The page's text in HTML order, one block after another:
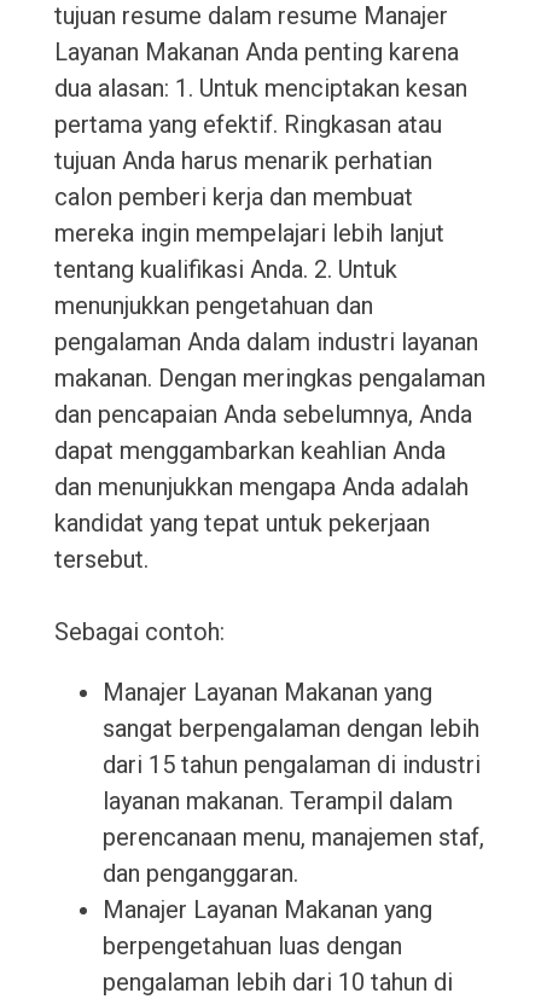
tujuan resume dalam resume Manajer
Layanan Makanan Anda penting karena
dua alasan: 1. Untuk menciptakan kesan
pertama yang efektif. Ringkasan atau
tujuan Anda harus menarik perhatian
calon pemberi kerja dan membuat
mereka ingin mempelajari lebih lanjut
tentang kualifikasi Anda. 2. Untuk
menunjukkan pengetahuan dan
pengalaman Anda dalam industri layanan
makanan. Dengan meringkas pengalaman
dan pencapaian Anda sebelumnya, Anda
dapat menggambarkan keahlian Anda
dan menunjukkan mengapa Anda adalah
kandidat yang tepat untuk pekerjaan
tersebut.
Sebagai contoh:
Manajer Layanan Makanan yang
sangat berpengalaman dengan lebih
dari 15 tahun pengalaman di industri
layanan makanan. Terampil dalam
perencanaan menu, manajemen staf,
dan penganggaran.
Manajer Layanan Makanan yang
berpengetahuan luas dengan
pengalaman lebih dari 10 tahun di